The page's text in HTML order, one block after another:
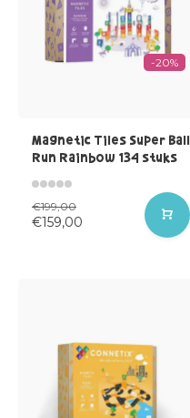
-20%
Magnetic Tiles Super Ball
Run Rainbow 134 stuks
€199,00
€159,00